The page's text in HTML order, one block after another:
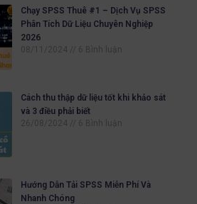
Chạy SPSS Thuê #1 – Dịch Vụ SPSS
Phân Tích Dữ Liệu Chuyên Nghiệp
2026
08/11/2024
6 Bình luận
Cách thu thập dữ liệu tốt khi khảo sát
và 3 điều phải biết
26/08/2024
6 Bình luận
Hướng Dẫn Tải SPSS Miễn Phí Và
Nhanh Chóng